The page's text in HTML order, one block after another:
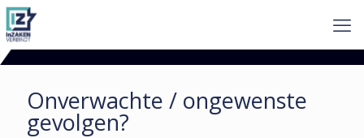
Onverwachte / ongewenste
gevolgen?